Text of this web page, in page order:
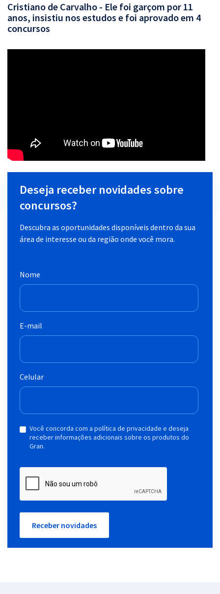
Cristiano de Carvalho - Ele foi garçom por 11
anos, insistiu nos estudos e foi aprovado em 4
concursos
Deseja receber novidades sobre
concursos?
Descubra as oportunidades disponíveis dentro da sua
área de interesse ou da região onde você mora.
Nome
E-mail
Celular
Você concorda com a política de privacidade e deseja
receber informações adicionais sobre os produtos do
Gran.
Receber novidades